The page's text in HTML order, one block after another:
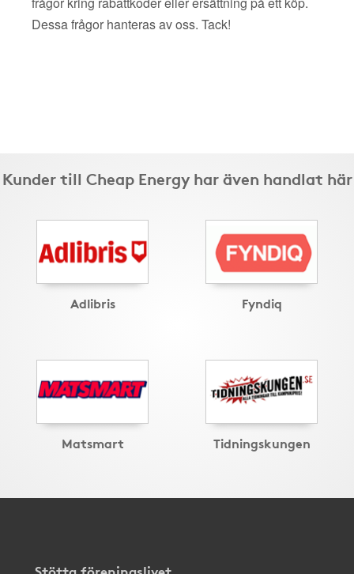
Dessa frågor hanteras av oss. Tack!
Kunder till Cheap Energy har även handlat här
Adlibris Fyndiq
Matsmart Tidningskungen